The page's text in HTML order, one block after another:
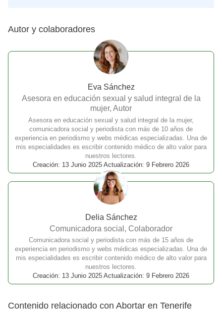
Autor y colaboradores
Eva Sánchez
Asesora en educación sexual y salud integral de la
mujer, Autor
Asesora en educación sexual y salud integral de la mujer,
comunicadora social y periodista con más de 10 años de
experiencia en periodismo y webs médicas especializadas. Una de
mis especialidades es escribir contenido médico de alto valor para
nuestros lectores.
Creación: 13 Junio 2025 Actualización: 9 Febrero 2026
Delia Sánchez
Comunicadora social, Colaborador
Comunicadora social y periodista con más de 15 años de
experiencia en periodismo y webs médicas especializadas. Una de
mis especialidades es escribir contenido médico de alto valor para
nuestros lectores.
Creación: 13 Junio 2025 Actualización: 9 Febrero 2026
Contenido relacionado con Abortar en Tenerife